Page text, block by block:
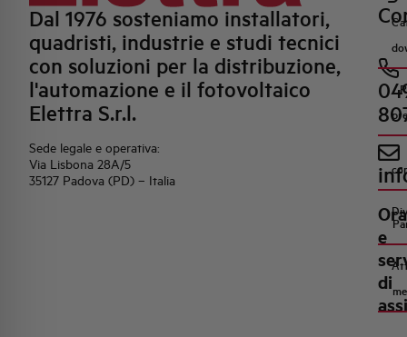
Dal 1976 sosteniamo installatori,
quadristi, industrie e studi tecnici
con soluzioni per la distribuzione,
l'automazione e il fotovoltaico
Elettra S.r.l.
Sede legale e operativa:
Via Lisbona 28A/5
35127 Padova (PD) – Italia
e
di